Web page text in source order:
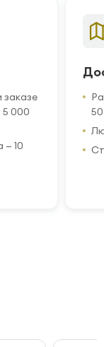
5 000
— 10
50